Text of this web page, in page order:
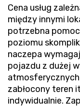
Cena usług
między innymi
potrzebna
poziomu
naczepa
pojazdu z dużej
zabłocony teren
indywidualnie.